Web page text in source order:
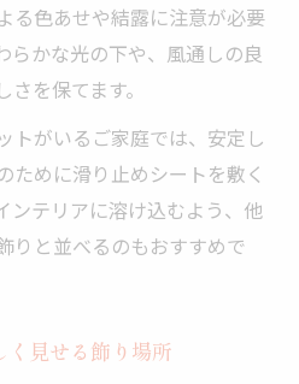
る色あせや結露に注意が必要
らかな光の下や、風通しの良
を保てます。
トがいるご家庭では、安定し
ために滑り止めシートを敷く
ンテリアに溶け込むよう、他
りと並べるのもおすすめで
く見せる飾り場所